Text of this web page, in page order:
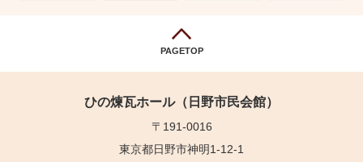
PAGETOP
ひの煉瓦ホール（日野市民会館）
〒191-0016
東京都日野市神明1-12-1